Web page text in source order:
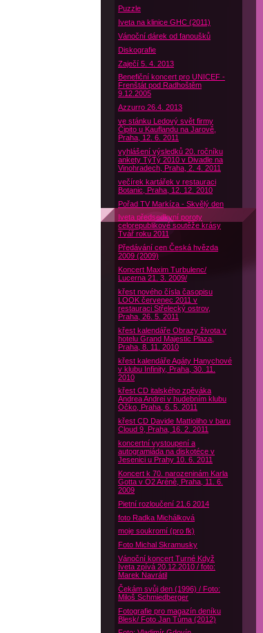
Puzzle
Iveta na klinice GHC (2011)
Vánoční dárek od fanoušků
Diskografie
Zaječí 5. 4. 2013
Benefiční koncert pro UNICEF -
Frenštát pod Radhoštěm
9.12.2005
Azzurro 26.4. 2013
ve stánku Ledový svět firmy
Čipito u Kauflandu na Jarově,
Praha, 12. 6. 2011
vyhlášení výsledků 20. ročníku
ankety TýTý 2010 v Divadle na
Vinohradech, Praha, 2. 4. 2011
večírek kartářek v restauraci
Botanic, Praha, 12. 12. 2010
Pořad TV Markíza - Skvělý den
Iveta předsedkyní poroty
celorepublikové soutěže krásy
Tvář roku 2011
Předávání cen Česká hvězda
2009 (2009)
Koncert Maxim Turbulenc/
Lucerna 21. 3. 2009/
křest nového čísla časopisu
LOOK červenec 2011 v
restauraci Střelecký ostrov,
Praha, 26. 5. 2011
křest kalendáře Obrazy života v
hotelu Grand Majestic Plaza,
Praha, 8. 11. 2010
křest kalendáře Agáty Hanychové
v klubu Infinity, Praha, 30. 11.
2010
křest CD italského zpěváka
Andrea Andrei v hudebním klubu
Óčko, Praha, 6. 5. 2011
křest CD Davide Mattioliho v baru
Cloud 9, Praha, 16. 2. 2011
koncertní vystoupení a
autogramiáda na diskotéce v
Jesenici u Prahy 10. 6. 2011
Koncert k 70. narozeninám Karla
Gotta v O2 Aréně, Praha, 11. 6.
2009
Pietní rozloučení 21.6 2014
foto Radka Michálková
moje soukromí (pro fk)
Foto Michal Skramusky
Vánoční koncert Turné Když
Iveta zpívá 20.12.2010 / foto:
Marek Navrátil
Čekám svůj den (1996) / Foto:
Miloš Schmiedberger
Fotografie pro magazín deníku
Blesk/ Foto Jan Tůma (2012)